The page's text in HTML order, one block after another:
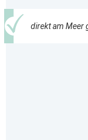
direkt am Meer